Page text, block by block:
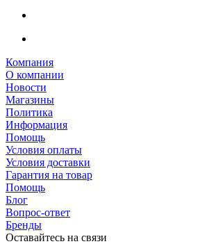
Компания
О компании
Новости
Магазины
Политика
Информация
Помощь
Условия оплаты
Условия доставки
Гарантия на товар
Помощь
Блог
Вопрос-ответ
Бренды
Оставайтесь на связи